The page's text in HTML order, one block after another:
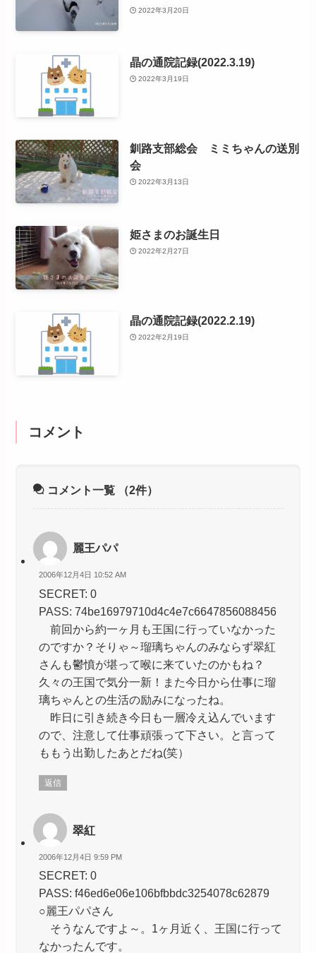
2022年3月20日
晶の通院記録(2022.3.19)
2022年3月19日
釧路支部総会 ミミちゃんの送別
会
2022年3月13日
姫さまのお誕生日
2022年2月27日
晶の通院記録(2022.2.19)
2022年2月19日
コメント
コメント一覧 （2件）
麗王パパ
2006年12月4日 10:52 AM
SECRET: 0
PASS: 74be16979710d4c4e7c6647856088456
前回から約一ヶ月も王国に行っていなかった
のですか？そりゃ～瑠璃ちゃんのみならず翠紅
さんも鬱憤が堪って喉に来ていたのかもね？
久々の王国で気分一新！また今日から仕事に瑠
璃ちゃんとの生活の励みになったね。
昨日に引き続き今日も一層冷え込んでいます
ので、注意して仕事頑張って下さい。と言って
ももう出勤したあとだね(笑）
返信
翠紅
2006年12月4日 9:59 PM
SECRET: 0
PASS: f46ed6e06e106bfbbdc3254078c62879
○麗王パパさん
そうなんですよ～。1ヶ月近く、王国に行って
なかったんです。